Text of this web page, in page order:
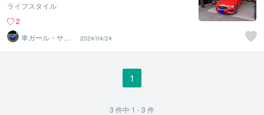
ライフスタイル
2
車ガール・サツ
キ＠車選び・購
入サポート
2024/04/24
1
3 件中 1 - 3 件